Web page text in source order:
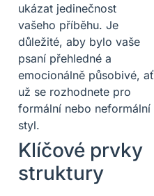
ukázat jedinečnost
vašeho příběhu. Je
důležité, aby bylo vaše
psaní přehledné a
emocionálně působivé, ať
už se rozhodnete pro
formální nebo neformální
styl.
Klíčové prvky
struktury